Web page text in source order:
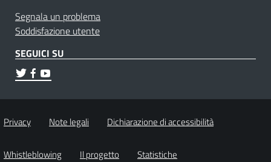
Segnala un problema
Soddisfazione utente
SEGUICI SU
Privacy Note legali Dichiarazione di accessibilità
Whistleblowing Il progetto Statistiche